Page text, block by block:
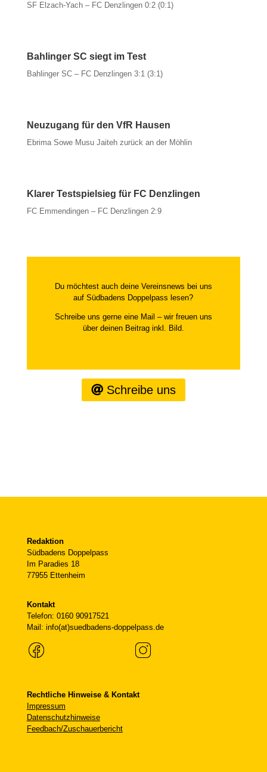
SF Elzach-Yach – FC Denzlingen 0:2 (0:1)
Bahlinger SC siegt im Test
Bahlinger SC – FC Denzlingen 3:1 (3:1)
Neuzugang für den VfR Hausen
Ebrima Sowe Musu Jaiteh zurück an der Möhlin
Klarer Testspielsieg für FC Denzlingen
FC Emmendingen – FC Denzlingen 2:9
Du möchtest auch deine Vereinsnews bei uns
auf Südbadens Doppelpass lesen?
Schreibe uns gerne eine Mail – wir freuen uns
über deinen Beitrag inkl. Bild.
Schreibe uns
Redaktion
Südbadens Doppelpass
Im Paradies 18
77955 Ettenheim
Kontakt
Telefon: 0160 90917521
Mail: info(at)suedbadens-doppelpass.de
Rechtliche Hinweise & Kontakt
Impressum
Datenschutzhinweise
Feedbach/Zuschauerbericht